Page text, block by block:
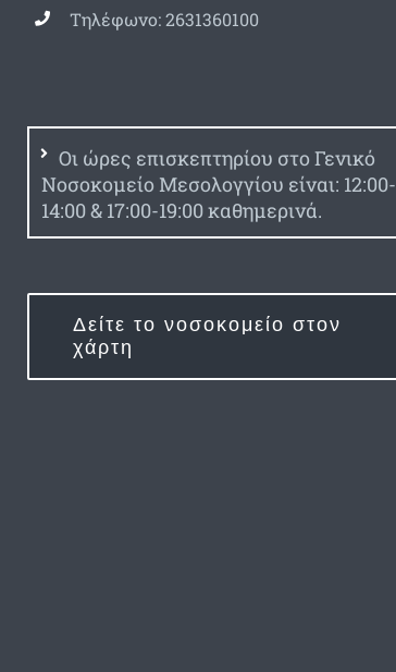
Τηλέφωνο: 2631360100
Οι ώρες επισκεπτηρίου στο Γενικό
Νοσοκομείο Μεσολογγίου είναι: 12:00-
14:00 & 17:00-19:00 καθημερινά.
Δείτε το νοσοκομείο στον
χάρτη